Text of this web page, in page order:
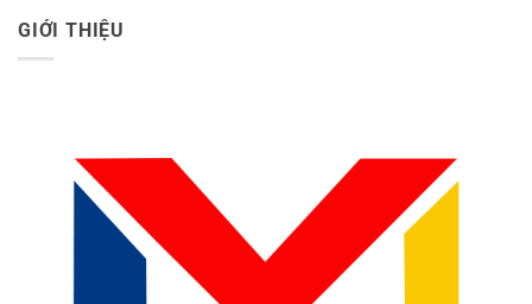
GIỚI THIỆU